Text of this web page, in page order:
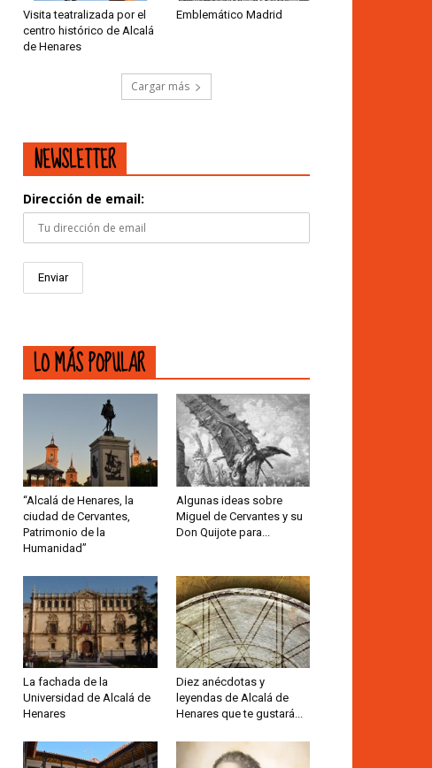
Visita teatralizada por el
centro histórico de Alcalá
de Henares
Emblemático Madrid
Cargar más
NEWSLETTER
Dirección de email:
LO MÁS POPULAR
“Alcalá de Henares, la
ciudad de Cervantes,
Patrimonio de la
Humanidad”
Algunas ideas sobre
Miguel de Cervantes y su
Don Quijote para...
La fachada de la
Universidad de Alcalá de
Henares
Diez anécdotas y
leyendas de Alcalá de
Henares que te gustará...